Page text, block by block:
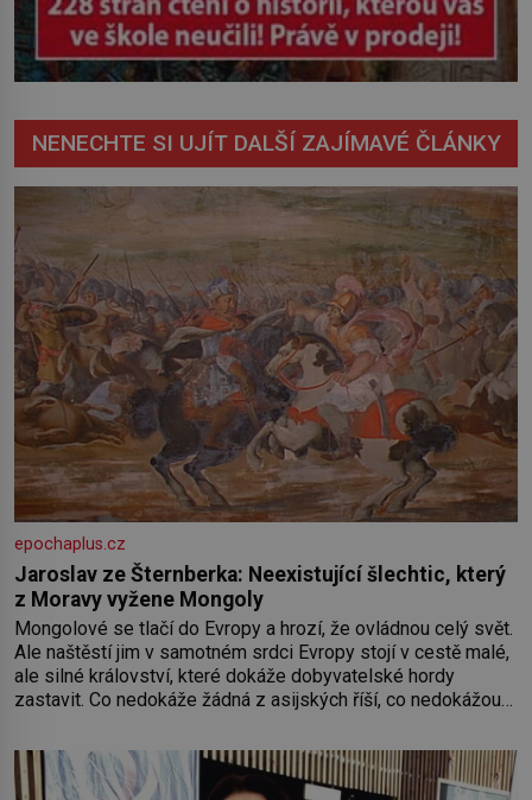
NENECHTE SI UJÍT DALŠÍ ZAJÍMAVÉ ČLÁNKY
epochaplus.cz
Jaroslav ze Šternberka: Neexistující šlechtic, který
z Moravy vyžene Mongoly
Mongolové se tlačí do Evropy a hrozí, že ovládnou celý svět.
Ale naštěstí jim v samotném srdci Evropy stojí v cestě malé,
ale silné království, které dokáže dobyvatelské hordy
zastavit. Co nedokáže žádná z asijských říší, co nedokážou
od roku 1223 postupují podél Kaspického a Azovského
moře,